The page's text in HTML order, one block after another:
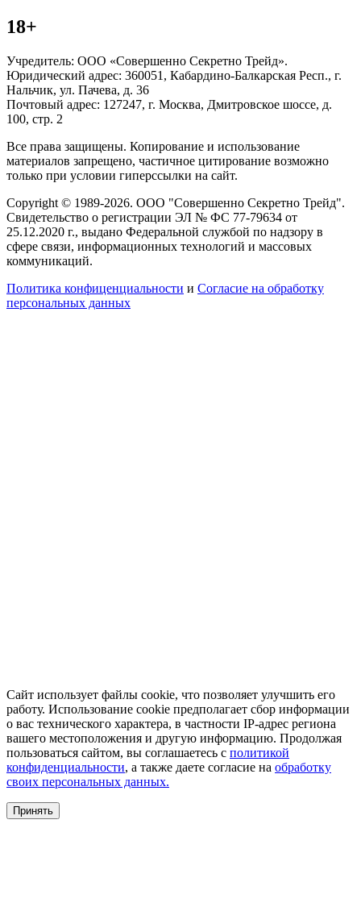
18+
Учредитель: ООО «Совершенно Секретно Трейд».
Юридический адрес: 360051, Кабардино-Балкарская Респ., г.
Нальчик, ул. Пачева, д. 36
Почтовый адрес: 127247, г. Москва, Дмитровское шоссе, д.
100, стр. 2
Все права защищены. Копирование и использование
материалов запрещено, частичное цитирование возможно
только при условии гиперссылки на сайт.
Copyright © 1989-2026. ООО "Совершенно Секретно Трейд".
Свидетельство о регистрации ЭЛ № ФС 77-79634 от
25.12.2020 г., выдано Федеральной службой по надзору в
сфере связи, информационных технологий и массовых
коммуникаций.
Политика конфиценциальности и Согласие на обработку
персональных данных
Сайт использует файлы cookie, что позволяет улучшить его
работу. Использование cookie предполагает сбор информации
о вас технического характера, в частности IP-адрес региона
вашего местоположения и другую информацию. Продолжая
пользоваться сайтом, вы соглашаетесь с политикой
конфиденциальности, а также даете согласие на обработку
своих персональных данных.
Принять